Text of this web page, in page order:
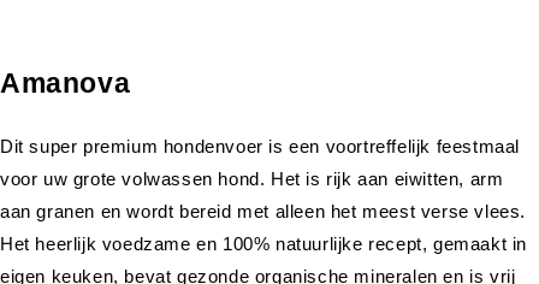
Amanova
Dit super premium hondenvoer is een voortreffelijk feestmaal
voor uw grote volwassen hond. Het is rijk aan eiwitten, arm
aan granen en wordt bereid met alleen het meest verse vlees.
Het heerlijk voedzame en 100% natuurlijke recept, gemaakt in
eigen keuken, bevat gezonde organische mineralen en is vrij